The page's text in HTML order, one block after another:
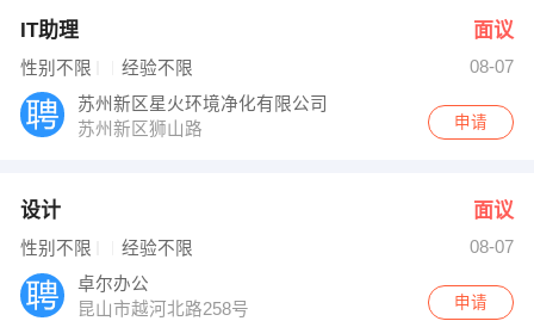
IT助理 面议
性别不限 经验不限
08-07
苏州新区星火环境净化有限公司
苏州新区狮山路
申请
设计 面议
性别不限 经验不限
08-07
卓尔办公
昆山市越河北路258号
申请